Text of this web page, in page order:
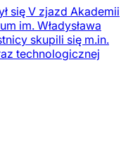
się V zjazd Akademii
im. Władysława
skupili się m.in.
technologicznej